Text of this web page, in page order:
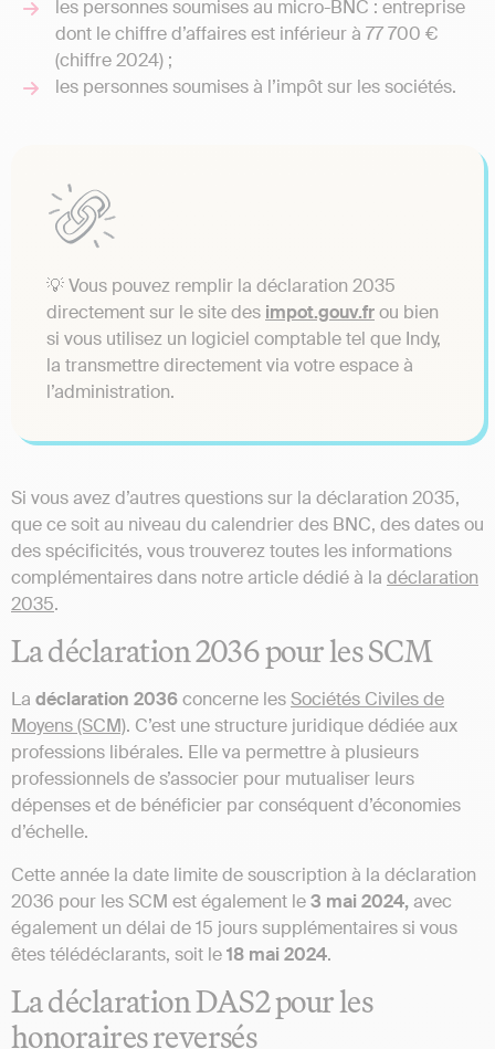
les personnes soumises au micro-BNC : entreprise
dont le chiffre d’affaires est inférieur à 77 700 €
(chiffre 2024) ;
les personnes soumises à l’impôt sur les sociétés.
💡 Vous pouvez remplir la déclaration 2035
directement sur le site des impot.gouv.frou bien
si vous utilisez un logiciel comptable tel que Indy,
la transmettre directement via votre espace à
l’administration.
Si vous avez d’autres questions sur la déclaration 2035,
que ce soit au niveau du calendrier des BNC, des dates ou
des spécificités, vous trouverez toutes les informations
complémentaires dans notre article dédié à la déclaration
2035.
La déclaration 2036 pour les SCM
La déclaration 2036concerne lesSociétés Civiles de
Moyens (SCM). C’est une structure juridique dédiée aux
professions libérales. Elle va permettre à plusieurs
professionnels de s’associer pour mutualiser leurs
dépenses et de bénéficier par conséquent d’économies
d’échelle.
Cette année la date limite de souscription à la déclaration
2036 pour les SCM est également le3 mai 2024,avec
également un délai de 15 jours supplémentaires si vous
êtes télédéclarants, soit le18 mai 2024.
La déclaration DAS2 pour les
honoraires reversés